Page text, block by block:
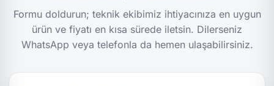
Formu doldurun; teknik ekibimiz ihtiyacınıza en uygun
ürün ve fiyatı en kısa sürede iletsin. Dilerseniz
WhatsApp veya telefonla da hemen ulaşabilirsiniz.